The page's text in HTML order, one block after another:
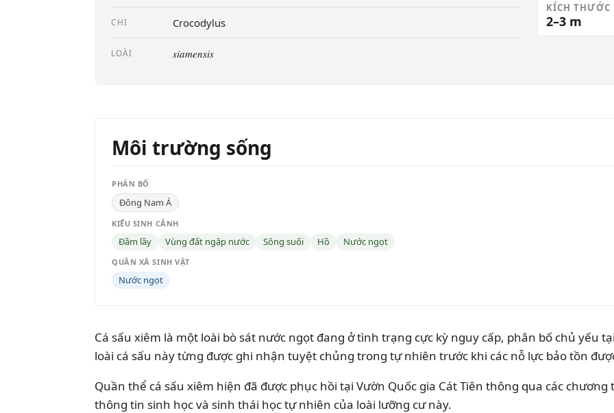
CHI Crocodylus
LOÀI siamensis
KÍCH THƯỚC
2–3 m
Môi trường sống
PHÂN BỐ
Đông Nam Á
KIỂU SINH CẢNH
Đầm lầy Vùng đất ngập nước Sông suối Hồ Nước ngọt
QUẦN XÃ SINH VẬT
Nước ngọt
Cá sấu xiêm là một loài bò sát nước ngọt đang ở tình trạng cực kỳ nguy cấp, phân bố chủ yếu
loài cá sấu này từng được ghi nhận tuyệt chủng trong tự nhiên trước khi các nỗ lực bảo tồn
Quần thể cá sấu xiêm hiện đã được phục hồi tại Vườn Quốc gia Cát Tiên thông qua các
thông tin sinh học và sinh thái học tự nhiên của loài lưỡng cư này.